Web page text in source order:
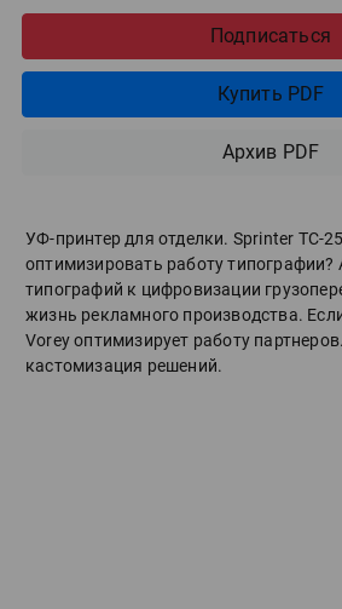
Подписаться
Купить PDF
Архив PDF
УФ-принтер для отделки. Sprinter ТС-
оптимизировать работу типографии?
типографий к цифровизации
жизнь рекламного производства.
Vorey оптимизирует работу
кастомизация решений.